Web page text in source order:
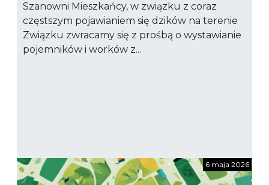
Szanowni Mieszkańcy, w związku z coraz
częstszym pojawianiem się dzików na terenie
Związku zwracamy się z prośbą o wystawianie
pojemników i worków z...
6 maja 2026